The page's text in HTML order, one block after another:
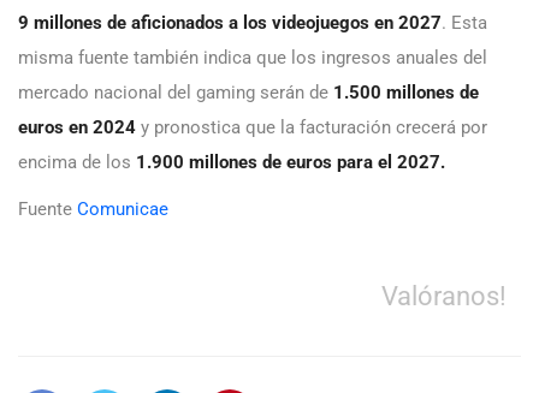
9 millones de aficionados a los videojuegos en 2027. Esta
misma fuente también indica que los ingresos anuales del
mercado nacional del gaming serán de 1.500 millones de
euros en 2024 y pronostica que la facturación crecerá por
encima de los 1.900 millones de euros para el 2027.
Fuente Comunicae
Valóranos!